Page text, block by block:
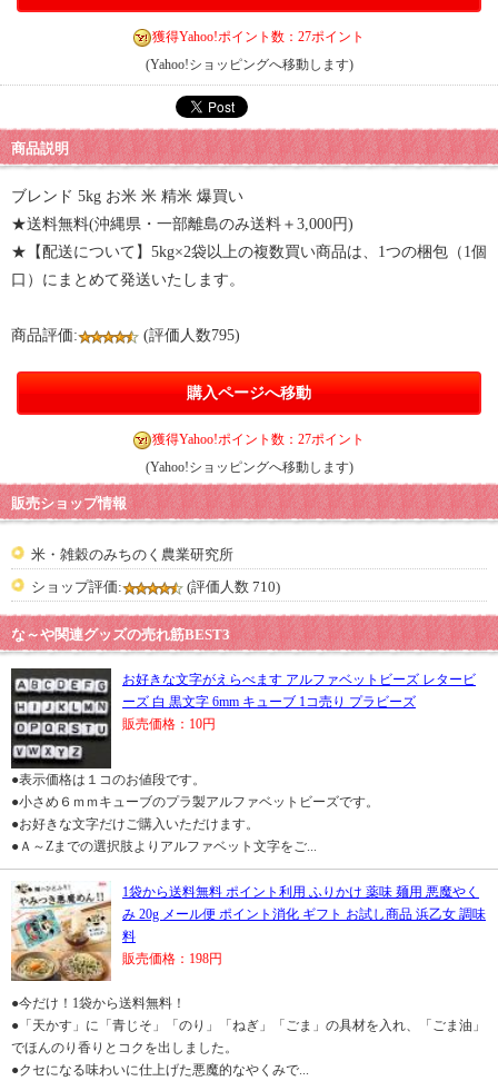
獲得Yahoo!ポイント数：27ポイント
(Yahoo!ショッピングへ移動します)
商品説明
ブレンド 5kg お米 米 精米 爆買い
★送料無料(沖縄県・一部離島のみ送料＋3,000円)
★【配送について】5kg×2袋以上の複数買い商品は、1つの梱包（1個
口）にまとめて発送いたします。
商品評価: (評価人数795)
購入ページへ移動
獲得Yahoo!ポイント数：27ポイント
(Yahoo!ショッピングへ移動します)
販売ショップ情報
米・雑穀のみちのく農業研究所
ショップ評価:
(評価人数 710)
な～や関連グッズの売れ筋BEST3
お好きな文字がえらべます アルファベットビーズ レタービ
ーズ 白 黒文字 6mm キューブ 1コ売り プラビーズ
販売価格：10円
●表示価格は１コのお値段です。
●小さめ６ｍｍキューブのプラ製アルファベットビーズです。
●お好きな文字だけご購入いただけます。
●Ａ～Zまでの選択肢よりアルファベット文字をご...
1袋から送料無料 ポイント利用 ふりかけ 薬味 麺用 悪魔やく
み 20g メール便 ポイント消化 ギフト お試し商品 浜乙女 調味
料
販売価格：198円
●今だけ！1袋から送料無料！
●「天かす」に「青じそ」「のり」「ねぎ」「ごま」の具材を入れ、「ごま油」
でほんのり香りとコクを出しました。
●クセになる味わいに仕上げた悪魔的なやくみで...